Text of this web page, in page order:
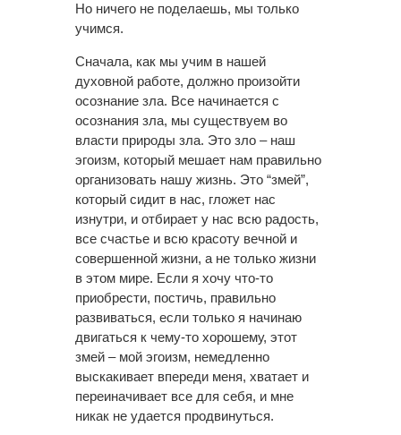
Но ничего не поделаешь, мы только
учимся.
Сначала, как мы учим в нашей
духовной работе, должно произойти
осознание зла. Все начинается с
осознания зла, мы существуем во
власти природы зла. Это зло – наш
эгоизм, который мешает нам правильно
организовать нашу жизнь. Это “змей”,
который сидит в нас, гложет нас
изнутри, и отбирает у нас всю радость,
все счастье и всю красоту вечной и
совершенной жизни, а не только жизни
в этом мире. Если я хочу что-то
приобрести, постичь, правильно
развиваться, если только я начинаю
двигаться к чему-то хорошему, этот
змей – мой эгоизм, немедленно
выскакивает впереди меня, хватает и
переиначивает все для себя, и мне
никак не удается продвинуться.